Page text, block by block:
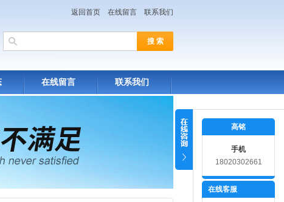
返回首页 在线留言 联系我们
在线留言 联系我们
高铭
手机
18020302661
在线客服